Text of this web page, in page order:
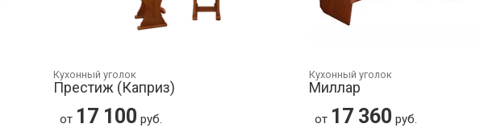
Кухонный уголок
Престиж (Каприз)
от 17 100 руб.
Кухонный уголок
Миллар
от 17 360 руб.